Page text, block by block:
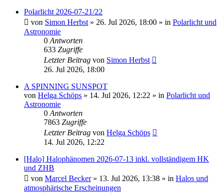
Polarlicht 2026-07-21/22
von Simon Herbst » 26. Jul 2026, 18:00 » in Polarlicht und
Astronomie
0 Antworten
633 Zugriffe
Letzter Beitrag von Simon Herbst
26. Jul 2026, 18:00
A SPINNING SUNSPOT
von Helga Schöps » 14. Jul 2026, 12:22 » in Polarlicht und
Astronomie
0 Antworten
7863 Zugriffe
Letzter Beitrag von Helga Schöps
14. Jul 2026, 12:22
[Halo] Halophänomen 2026-07-13 inkl. vollständigem HK
und ZHB
von Marcel Becker» 13. Jul 2026, 13:38 » in Halos und
atmosphärische Erscheinungen